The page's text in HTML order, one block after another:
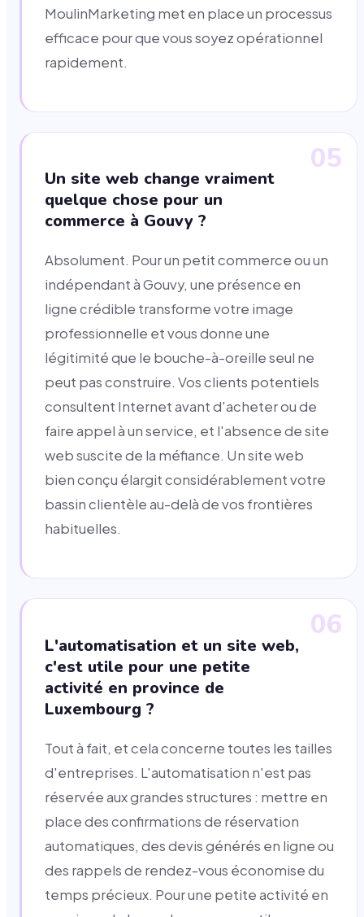
MoulinMarketing met en place un processus
efficace pour que vous soyez opérationnel
rapidement.
05
Un site web change vraiment
quelque chose pour un
commerce à Gouvy ?
Absolument. Pour un petit commerce ou un
indépendant à Gouvy, une présence en
ligne crédible transforme votre image
professionnelle et vous donne une
légitimité que le bouche-à-oreille seul ne
peut pas construire. Vos clients potentiels
consultent Internet avant d'acheter ou de
faire appel à un service, et l'absence de site
web suscite de la méfiance. Un site web
bien conçu élargit considérablement votre
bassin clientèle au-delà de vos frontières
habituelles.
06
L'automatisation et un site web,
c'est utile pour une petite
activité en province de
Luxembourg ?
Tout à fait, et cela concerne toutes les tailles
d'entreprises. L'automatisation n'est pas
réservée aux grandes structures : mettre en
place des confirmations de réservation
automatiques, des devis générés en ligne ou
des rappels de rendez-vous économise du
temps précieux. Pour une petite activité en